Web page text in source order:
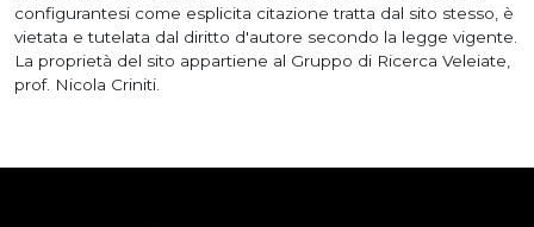
configurantesi come esplicita citazione tratta dal sito stesso, è
vietata e tutelata dal diritto d'autore secondo la legge vigente.
La proprietà del sito appartiene al Gruppo di Ricerca Veleiate,
prof. Nicola Criniti.